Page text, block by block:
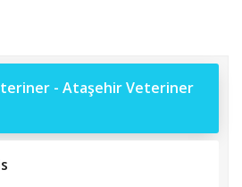
- Ataşehir Veteriner